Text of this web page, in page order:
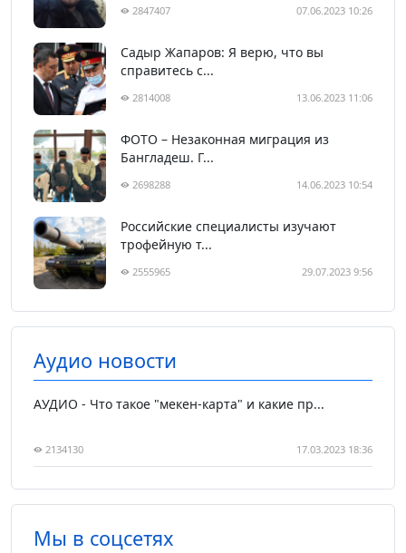
2847407 07.06.2023 10:26
Садыр Жапаров: Я верю, что вы
справитесь с...
2814008 13.06.2023 11:06
ФОТО – Незаконная миграция из
Бангладеш. Г...
2698288 14.06.2023 10:54
Российские специалисты изучают
трофейную т...
2555965 29.07.2023 9:56
Аудио новости
АУДИО - Что такое "мекен-карта" и какие пр...
2134130 17.03.2023 18:36
Мы в соцсетях